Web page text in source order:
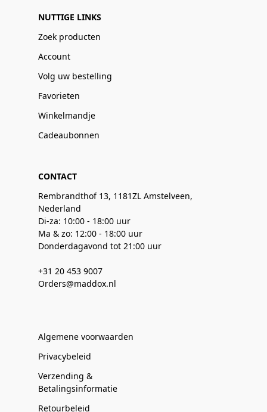
NUTTIGE LINKS
Zoek producten
Account
Volg uw bestelling
Favorieten
Winkelmandje
Cadeaubonnen
CONTACT
Rembrandthof 13, 1181ZL Amstelveen,
Nederland
Di-za: 10:00 - 18:00 uur
Ma & zo: 12:00 - 18:00 uur
Donderdagavond tot 21:00 uur
+31 20 453 9007
Orders@maddox.nl
Algemene voorwaarden
Privacybeleid
Verzending &
Betalingsinformatie
Retourbeleid